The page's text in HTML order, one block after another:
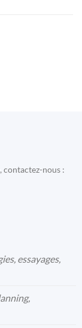
contactez-nous :
essayages,